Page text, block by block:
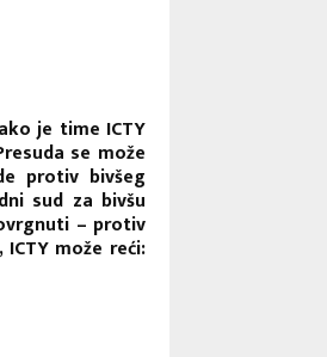
je time ICTY
se može
protiv bivšeg
sud za bivšu
– protiv
može reći: